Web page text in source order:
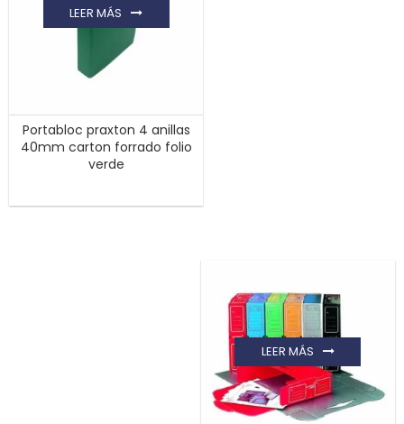
Portabloc praxton 4 anillas
40mm carton forrado folio
verde
LEER MÁS
LEER MÁS